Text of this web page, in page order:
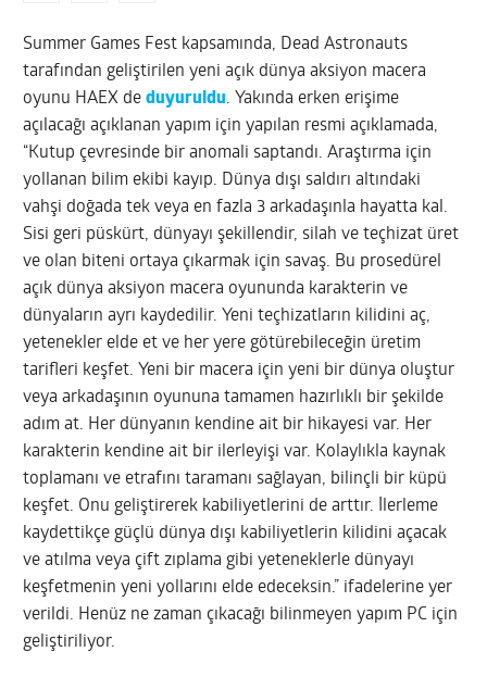
Summer Games Fest kapsamında, Dead Astronauts
tarafından geliştirilen yeni açık dünya aksiyon macera
oyunu HAEX deduyuruldu. Yakında erken erişime
açılacağı açıklanan yapım için yapılan resmi açıklamada,
“Kutup çevresinde bir anomali saptandı. Araştırma için
yollanan bilim ekibi kayıp. Dünya dışı saldırı altındaki
vahşi doğada tek veya en fazla 3 arkadaşınla hayatta kal.
Sisi geri püskürt, dünyayı şekillendir, silah ve teçhizat üret
ve olan biteni ortaya çıkarmak için savaş. Bu prosedürel
açık dünya aksiyon macera oyununda karakterin ve
dünyaların ayrı kaydedilir. Yeni teçhizatların kilidini aç,
yetenekler elde et ve her yere götürebileceğin üretim
tarifleri keşfet. Yeni bir macera için yeni bir dünya oluştur
veya arkadaşının oyununa tamamen hazırlıklı bir şekilde
adım at. Her dünyanın kendine ait bir hikayesi var. Her
karakterin kendine ait bir ilerleyişi var. Kolaylıkla kaynak
toplamanı ve etrafını taramanı sağlayan, bilinçli bir küpü
keşfet. Onu geliştirerek kabiliyetlerini de arttır. İlerleme
kaydettikçe güçlü dünya dışı kabiliyetlerin kilidini açacak
ve atılma veya çift zıplama gibi yeteneklerle dünyayı
keşfetmenin yeni yollarını elde edeceksin.” ifadelerine yer
verildi. Henüz ne zaman çıkacağı bilinmeyen yapım PC için
geliştiriliyor.